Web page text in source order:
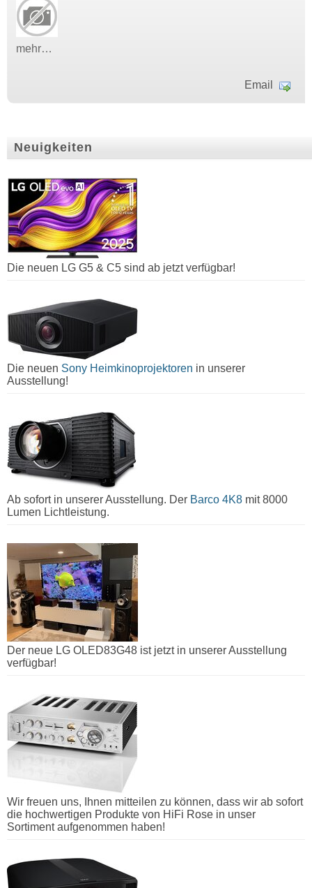
mehr…
Email
Neuigkeiten
Die neuen LG G5 & C5 sind ab jetzt verfügbar!
Die neuen Sony Heimkinoprojektoren in unserer
Ausstellung!
Ab sofort in unserer Ausstellung. Der Barco 4K8 mit 8000
Lumen Lichtleistung.
Der neue LG OLED83G48 ist jetzt in unserer Ausstellung
verfügbar!
Wir freuen uns, Ihnen mitteilen zu können, dass wir ab sofort
die hochwertigen Produkte von HiFi Rose in unser
Sortiment aufgenommen haben!